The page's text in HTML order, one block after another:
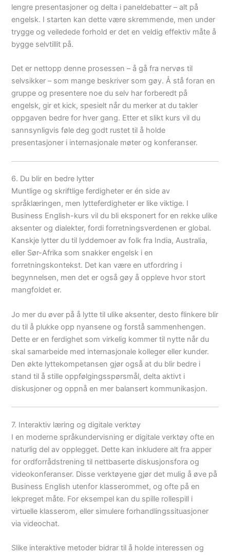
lengre presentasjoner og delta i paneldebatter – alt på
engelsk. I starten kan dette være skremmende, men under
trygge og veiledede forhold er det en veldig effektiv måte å
bygge selvtillit på.
Det er nettopp denne prosessen – å gå fra nervøs til
selvsikker – som mange beskriver som gøy. Å stå foran en
gruppe og presentere noe du selv har forberedt på
engelsk, gir et kick, spesielt når du merker at du takler
oppgaven bedre for hver gang. Etter et slikt kurs vil du
sannsynligvis føle deg godt rustet til å holde
presentasjoner i internasjonale møter og konferanser.
6. Du blir en bedre lytter
Muntlige og skriftlige ferdigheter er én side av
språklæringen, men lytteferdigheter er like viktige. I
Business English-kurs vil du bli eksponert for en rekke ulike
aksenter og dialekter, fordi forretningsverdenen er global.
Kanskje lytter du til lyddemoer av folk fra India, Australia,
eller Sør-Afrika som snakker engelsk i en
forretningskontekst. Det kan være en utfordring i
begynnelsen, men det er også gøy å oppleve hvor stort
mangfoldet er.
Jo mer du øver på å lytte til ulike aksenter, desto flinkere blir
du til å plukke opp nyansene og forstå sammenhengen.
Dette er en ferdighet som virkelig kommer til nytte når du
skal samarbeide med internasjonale kolleger eller kunder.
Den økte lyttekompetansen gjør også at du blir bedre i
stand til å stille oppfølgingsspørsmål, delta aktivt i
diskusjoner og oppnå en mer balansert kommunikasjon.
7. Interaktiv læring og digitale verktøy
I en moderne språkundervisning er digitale verktøy ofte en
naturlig del av opplegget. Dette kan inkludere alt fra apper
for ordforrådstrening til nettbaserte diskusjonsfora og
videokonferanser. Disse verktøyene gjør det mulig å øve på
Business English utenfor klasserommet, og ofte på en
lekpreget måte. For eksempel kan du spille rollespill i
virtuelle klasserom, eller simulere forhandlingssituasjoner
via videochat.
Slike interaktive metoder bidrar til å holde interessen og